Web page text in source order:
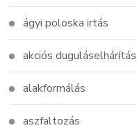
ágyi poloska irtás
akciós duguláselhárítás
alakformálás
aszfaltozás